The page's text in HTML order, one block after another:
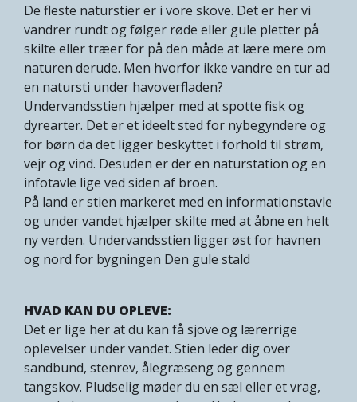
De fleste naturstier er i vore skove. Det er her vi
vandrer rundt og følger røde eller gule pletter på
skilte eller træer for på den måde at lære mere om
naturen derude. Men hvorfor ikke vandre en tur ad
en natursti under havoverfladen?
Undervandsstien hjælper med at spotte fisk og
dyrearter. Det er et ideelt sted for nybegyndere og
for børn da det ligger beskyttet i forhold til strøm,
vejr og vind. Desuden er der en naturstation og en
infotavle lige ved siden af broen.
På land er stien markeret med en informationstavle
og under vandet hjælper skilte med at åbne en helt
ny verden. Undervandsstien ligger øst for havnen
og nord for bygningen Den gule stald
HVAD KAN DU OPLEVE:
Det er lige her at du kan få sjove og lærerrige
oplevelser under vandet. Stien leder dig over
sandbund, stenrev, ålegræseng og gennem
tangskov. Pludselig møder du en sæl eller et vrag,